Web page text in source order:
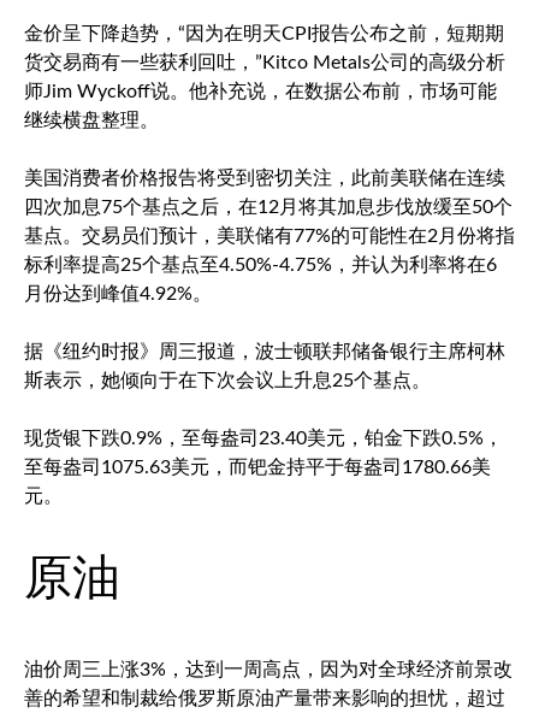
金价呈下降趋势，“因为在明天CPI报告公布之前，短期期
货交易商有一些获利回吐，”Kitco Metals公司的高级分析
师Jim Wyckoff说。他补充说，在数据公布前，市场可能
继续横盘整理。
美国消费者价格报告将受到密切关注，此前美联储在连续
四次加息75个基点之后，在12月将其加息步伐放缓至50个
基点。交易员们预计，美联储有77%的可能性在2月份将指
标利率提高25个基点至4.50%-4.75%，并认为利率将在6
月份达到峰值4.92%。
据《纽约时报》周三报道，波士顿联邦储备银行主席柯林
斯表示，她倾向于在下次会议上升息25个基点。
现货银下跌0.9%，至每盎司23.40美元，铂金下跌0.5%，
至每盎司1075.63美元，而钯金持平于每盎司1780.66美
元。
原油
油价周三上涨3%，达到一周高点，因为对全球经济前景改
善的希望和制裁给俄罗斯原油产量带来影响的担忧，超过